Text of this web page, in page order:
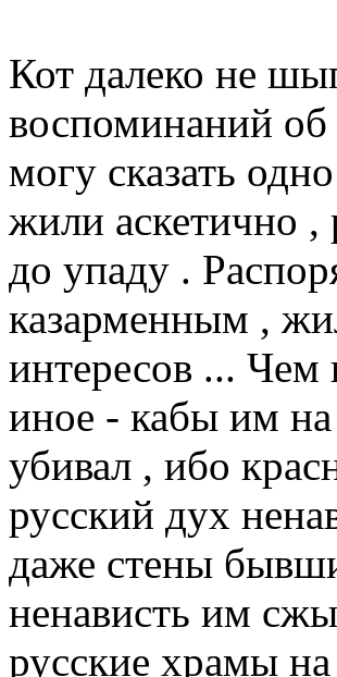
Кот далеко не
воспоминаний
могу сказать
жили аскетично
до упаду .
казарменным ,
интересов ... Чем
иное - кабы им
убивал , ибо
русский дух
даже стены
ненависть им
русские храмы